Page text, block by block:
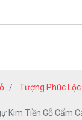
Tượng Phúc
Kim Tiền Gỗ Cẩm